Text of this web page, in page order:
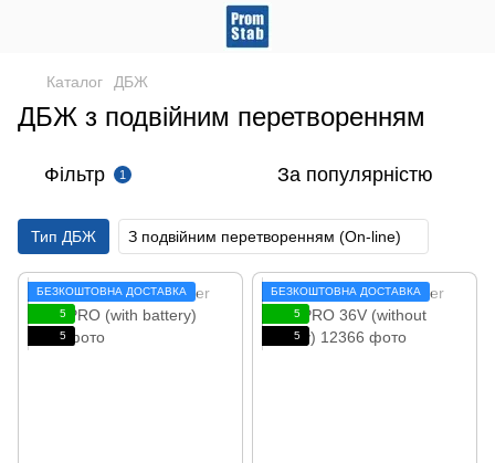
Каталог ДБЖ
ДБЖ з подвійним перетворенням
Фільтр 1 За популярністю
Тип ДБЖ З подвійним перетворенням (On-line)
БЕЗКОШТОВНА ДОСТАВКА
5
5
БЕЗКОШТОВНА ДОСТАВКА
5
5